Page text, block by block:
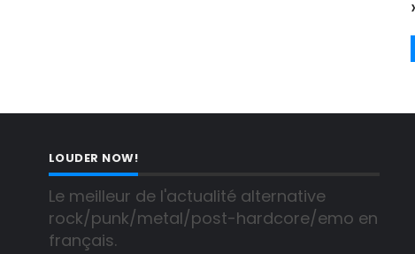
LOUDER NOW!
Le meilleur de l'actualité alternative
rock/punk/metal/post-hardcore/emo en
français.